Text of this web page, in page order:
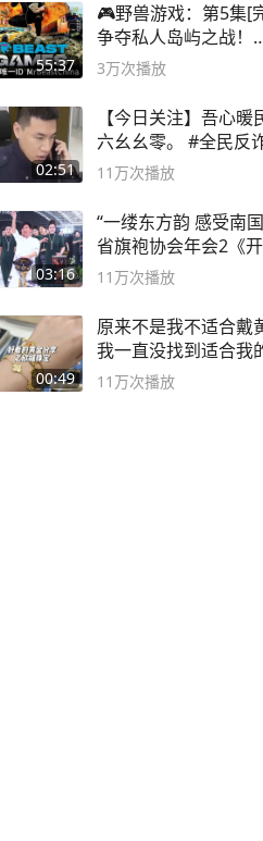
55:37
🎮野兽游戏：第5集[
争夺私人岛屿之战！
#MrBeastChina
3万次播放
02:51
【今日关注】吾心暖
六幺幺零。 #全民反
11万次播放
03:16
“一缕东方韵 感受南
省旗袍协会年会2《
二团
11万次播放
00:49
原来不是我不适合戴
我一直没找到适合我
😭
11万次播放